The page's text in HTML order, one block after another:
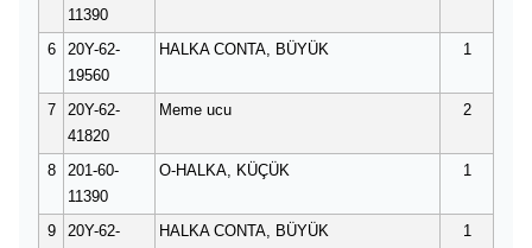
11390
6
20Y-62-
19560
HALKA CONTA, BÜYÜK 1
7
20Y-62-
41820
Meme ucu 2
8
201-60-
11390
O-HALKA, KÜÇÜK 1
9
20Y-62-
HALKA CONTA, BÜYÜK 1